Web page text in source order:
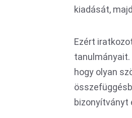
kiadását,
Ezért
tanulmányait.
hogy olyan
bizonyítványt